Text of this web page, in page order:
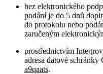
bez elektronického
podání je do 5 dnů
do protokolu nebo
zaručeným
prostřednictvím
adresa datové
a9qaats.